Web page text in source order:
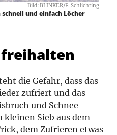
Bild: BLINKER/F. Schlichting
und einfach Löcher
freihalten
die Gefahr, dass das
zufriert und das
und Schnee
Sieb aus dem
dem Zufrieren etwas